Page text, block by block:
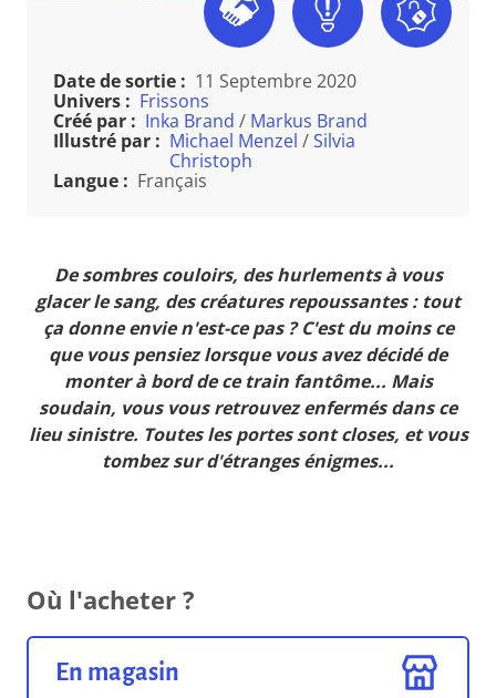
Date de sortie : 11 Septembre 2020
Univers : Frissons
Créé par : Inka Brand / Markus Brand
Illustré par : Michael Menzel /Silvia
Christoph
Langue : Français
De sombres couloirs, des hurlements à vous
glacer le sang, des créatures repoussantes : tout
ça donne envie n'est-ce pas ? C'est du moins ce
que vous pensiez lorsque vous avez décidé de
monter à bord de ce train fantôme... Mais
soudain, vous vous retrouvez enfermés dans ce
lieu sinistre. Toutes les portes sont closes, et vous
tombez sur d'étranges énigmes...
Où l'acheter ?
En magasin